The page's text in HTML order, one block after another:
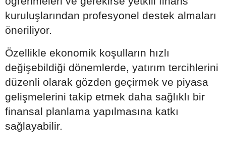
kuruluşlarından profesyonel destek almaları
öneriliyor.
Özellikle ekonomik koşulların hızlı
değişebildiği dönemlerde, yatırım tercihlerini
düzenli olarak gözden geçirmek ve piyasa
gelişmelerini takip etmek daha sağlıklı bir
finansal planlama yapılmasına katkı
sağlayabilir.